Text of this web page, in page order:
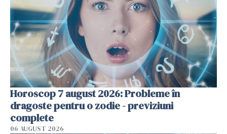
Horoscop 7 august 2026: Probleme în
dragoste pentru o zodie - previziuni
complete
06 AUGUST 2026